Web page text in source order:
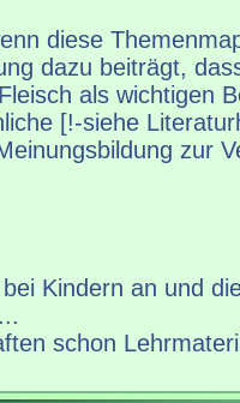
diese
dazu beiträgt,
als wichtigen
[!-siehe
zur
Kindern an und
schon